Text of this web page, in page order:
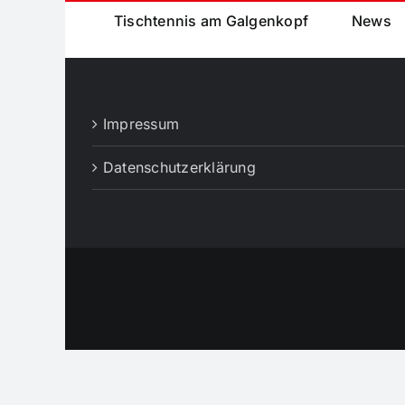
Tischtennis am Galgenkopf News
Impressum
Datenschutzerklärung